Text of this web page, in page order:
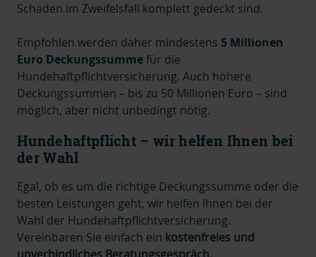
Schäden im Zweifelsfall komplett gedeckt sind.
Empfohlen werden daher mindestens 5 Millionen
Euro Deckungssummefür die
Hundehaftpflichtversicherung. Auch höhere
Deckungssummen – bis zu 50 Millionen Euro – sind
möglich, aber nicht unbedingt nötig.
Hundehaftpflicht – wir helfen Ihnen bei
der Wahl
Egal, ob es um die richtige Deckungssumme oder die
besten Leistungen geht, wir helfen Ihnen bei der
Wahl der Hundehaftpflichtversicherung.
Vereinbaren Sie einfach ein kostenfreies und